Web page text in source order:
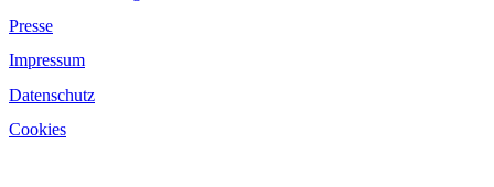
Presse
Impressum
Datenschutz
Cookies